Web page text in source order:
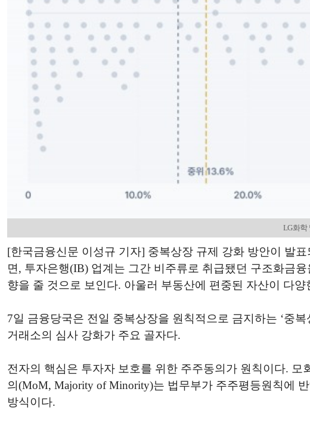
LG화학
[한국금융신문 이성규 기자] 중복상장 규제 강화 방안이 발
면, 투자은행(IB) 업계는 그간 비주류로 취급됐던 구조화금
향을 줄 것으로 보인다. 아울러 부동산에 편중된 자산이 다
7일 금융당국은 전일 중복상장을 원칙적으로 금지하는 ‘중
거래소의 심사 강화가 주요 골자다.
전자의 핵심은 투자자 보호를 위한 주주동의가 원칙이다.
의(MoM, Majority of Minority)는 법무부가 주주평등원칙에
방식이다.